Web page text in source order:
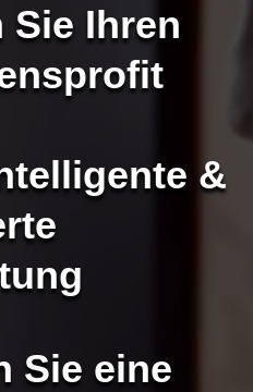
Sie Ihren
&
Sie eine